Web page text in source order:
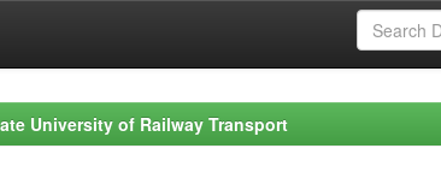
University of Railway Transport